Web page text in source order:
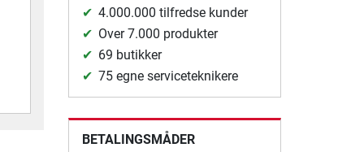
4.000.000 tilfredse kunder
Over 7.000 produkter
69 butikker
75 egne serviceteknikere
BETALINGSMÅDER